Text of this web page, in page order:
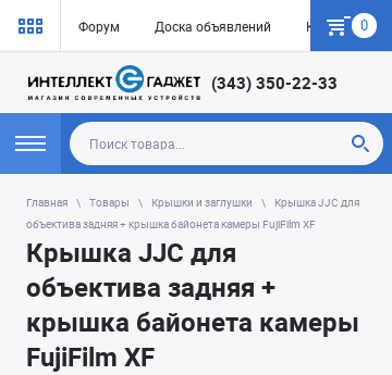
Форум Доска объявлений Как купить
0
(343) 350-22-33
Главная Товары Крышки и заглушки
Крышка JJC для
объектива задняя + крышка байонета камеры FujiFilm XF
Крышка JJC для
объектива задняя +
крышка байонета камеры
FujiFilm XF